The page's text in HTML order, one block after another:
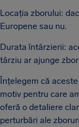
Locația zborului:
Europene sau nu.
Durata întârzierii:
târziu ar ajunge
Înțelegem că
motiv pentru care
oferă o detaliere
perturbări ale